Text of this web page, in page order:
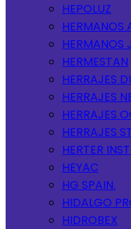
HEPOLUZ
HERMANOS
HERMANOS
HERMESTAN
HERRAJES
HERRAJES
HERRAJES
HERRAJES
HERTER
HEYAC
HG SPAIN.
HIDALGO
HIDROBEX